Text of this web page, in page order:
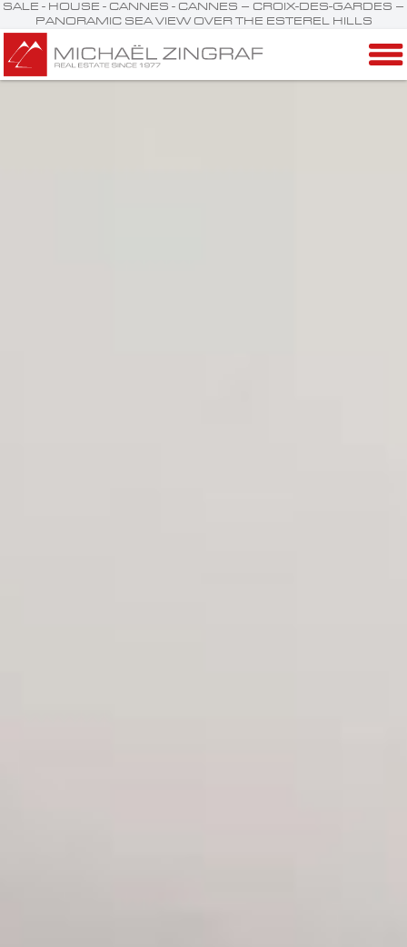
SALE - HOUSE - CANNES - CANNES – CROIX-DES-GARDES –
PANORAMIC SEA VIEW OVER THE ESTEREL HILLS